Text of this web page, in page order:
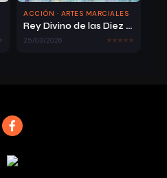
ACCIÓN · ARTES MARCIALES
Rey Divino de las Diez Mil Eras
25/03/2026